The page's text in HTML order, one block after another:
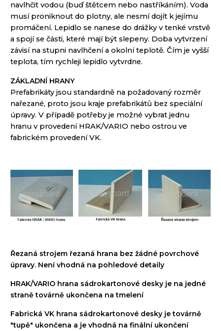
navlhčit vodou (buď štětcem nebo nastříkáním). Voda
musí proniknout do plotny, ale nesmí dojít k jejímu
promáčení. Lepidlo se nanese do drážky v tenké vrstvě
a spojí se části, které mají být slepeny. Doba vytvrzení
závisí na stupni navlhčení a okolní teplotě. Čím je vyšší
teplota, tím rychleji lepidlo vytvrdne.
ZÁKLADNÍ HRANY
Prefabrikáty jsou standardně na požadovaný rozměr
nařezané, proto jsou kraje prefabrikátů bez speciální
úpravy. V případě potřeby je možné vybrat jednu
hranu v provedení HRAK/VARIO nebo ostrou ve
fabrickém provedení VK.
Řezaná strojem řezaná hrana bez žádné povrchové
úpravy. Není vhodná na pohledové detaily
HRAK/VARIO hrana sádrokartonové desky je na jedné
straně továrně ukončena na tmelení
Fabrická VK hrana sádrokartonové desky je továrně
"tupě" ukončena a je vhodná na finální ukončení